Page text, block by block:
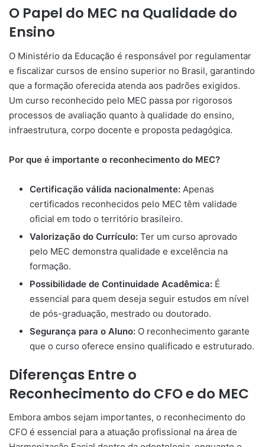
O Papel do MEC na Qualidade do
Ensino
O Ministério da Educação é responsável por regulamentar
e fiscalizar cursos de ensino superior no Brasil, garantindo
que a formação oferecida atenda aos padrões exigidos.
Um curso reconhecido pelo MEC passa por rigorosos
processos de avaliação quanto à qualidade do ensino,
infraestrutura, corpo docente e proposta pedagógica.
Por que é importante o reconhecimento do MEC?
Certificação válida nacionalmente: Apenas
certificados reconhecidos pelo MEC têm validade
oficial em todo o território brasileiro.
Valorização do Currículo: Ter um curso aprovado
pelo MEC demonstra qualidade e excelência na
formação.
Possibilidade de Continuidade Acadêmica: É
essencial para quem deseja seguir estudos em nível
de pós-graduação, mestrado ou doutorado.
Segurança para o Aluno: O reconhecimento garante
que o curso oferece ensino qualificado e estruturado.
Diferenças Entre o
Reconhecimento do CFO e do MEC
Embora ambos sejam importantes, o reconhecimento do
CFO é essencial para a atuação profissional na área de